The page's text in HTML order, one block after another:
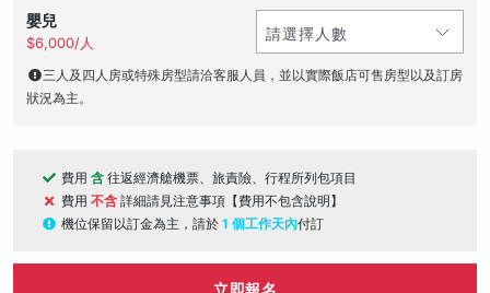
嬰兒
$6,000/人
三人及四人房或特殊房型請洽客服人員，並以實際飯店可售房型以及訂房
狀況為主。
費用 含 往返經濟艙機票、旅責險、行程所列包項目
費用 不含 詳細請見注意事項【費用不包含說明】
機位保留以訂金為主，請於 1 個工作天內付訂
立即報名